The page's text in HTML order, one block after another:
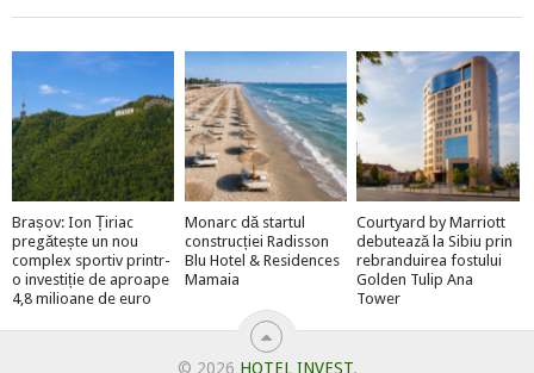
Brașov: Ion Țiriac
pregătește un nou
complex sportiv printr-
o investiție de aproape
4,8 milioane de euro
Monarc dă startul
construcției Radisson
Blu Hotel & Residences
Mamaia
Courtyard by Marriott
debutează la Sibiu prin
rebranduirea fostului
Golden Tulip Ana
Tower
© 2026 HOTEL INVEST.